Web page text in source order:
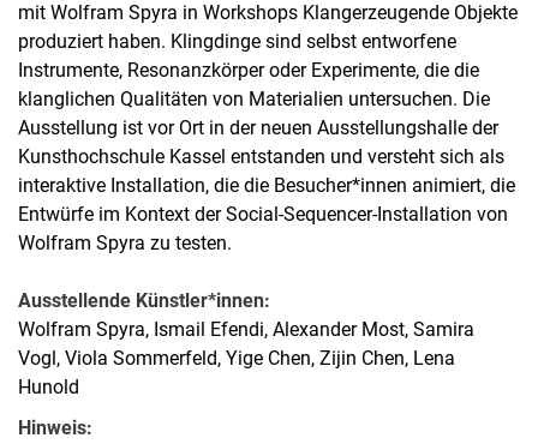
mit Wolfram Spyra in Workshops Klangerzeugende Objekte
produziert haben. Klingdinge sind selbst entworfene
Instrumente, Resonanzkörper oder Experimente, die die
klanglichen Qualitäten von Materialien untersuchen. Die
Ausstellung ist vor Ort in der neuen Ausstellungshalle der
Kunsthochschule Kassel entstanden und versteht sich als
interaktive Installation, die die Besucher*innen animiert, die
Entwürfe im Kontext der Social-Sequencer-Installation von
Wolfram Spyra zu testen.
Ausstellende Künstler*innen:
Wolfram Spyra, Ismail Efendi, Alexander Most, Samira
Vogl, Viola Sommerfeld, Yige Chen, Zijin Chen, Lena
Hunold
Hinweis: